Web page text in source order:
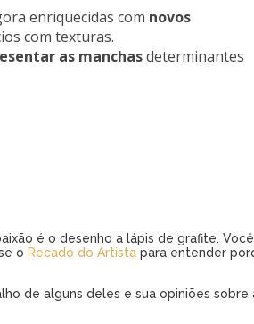
enriquecidas com novos
com texturas.
as manchasdeterminantes
é o desenho a lápis de grafite.
o Recado do Artistapara entender
de alguns deles e sua opiniões sobre